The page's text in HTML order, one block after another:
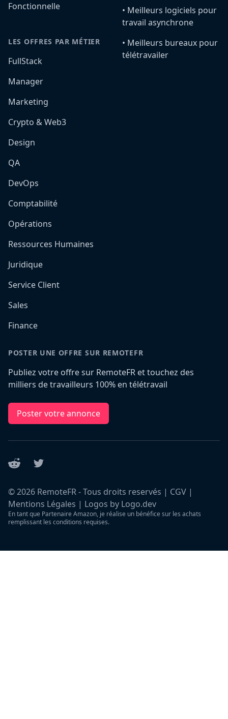
Fonctionnelle
LES OFFRES PAR MÉTIER
FullStack
Manager
Marketing
Crypto & Web3
Design
QA
DevOps
Comptabilité
Opérations
Ressources Humaines
Juridique
Service Client
Sales
Finance
•️ Meilleurs logiciels pour
travail asynchrone
•️ Meilleurs bureaux pour
télétravailer
POSTER UNE OFFRE SUR REMOTEFR
Publiez votre offre sur RemoteFR et touchez des
milliers de travailleurs 100% en télétravail
Poster votre annonce
Reddit Twitter
©2026 RemoteFR - Tous droits reservés | CGV |
Mentions Légales | Logos by Logo.dev
En tant que Partenaire Amazon, je réalise un bénéfice sur les achats
remplissant les conditions requises.